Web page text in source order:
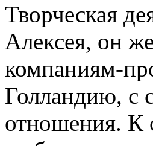
Творческая
Алексея, он
компаниям-
Голландию, с
отношения. К